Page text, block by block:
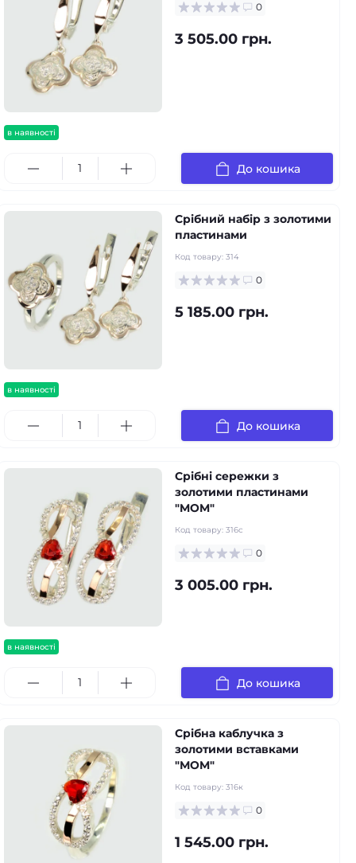
в наявності
0
3 505.00 грн.
До кошика
в наявності
Срібний набір з золотими
пластинами
Код товару: 314
0
5 185.00 грн.
До кошика
в наявності
Срібні сережки з
золотими пластинами
"MOM"
Код товару: 316с
0
3 005.00 грн.
До кошика
Срібна каблучка з
золотими вставками
"МOM"
Код товару: 316к
0
1 545.00 грн.